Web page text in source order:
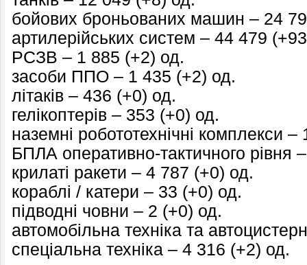
бойових броньованих машин – 24
артилерійських систем – 44 479
РСЗВ – 1 885 (+2) од.
засоби ППО – 1 435 (+2) од.
літаків – 436 (+0) од.
гелікоптерів – 353 (+0) од.
наземні робототехнічні комплекси
БПЛА оперативно-тактичного рівня
крилаті ракети – 4 787 (+0) од.
кораблі / катери – 33 (+0) од.
підводні човни – 2 (+0) од.
автомобільна техніка та
спеціальна техніка – 4 316 (+2) од.